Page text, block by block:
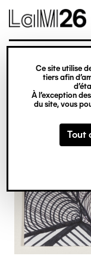
Gestion des
Ce site utilise
tiers afin
À l’exception
du site, vous
Tout
contenu